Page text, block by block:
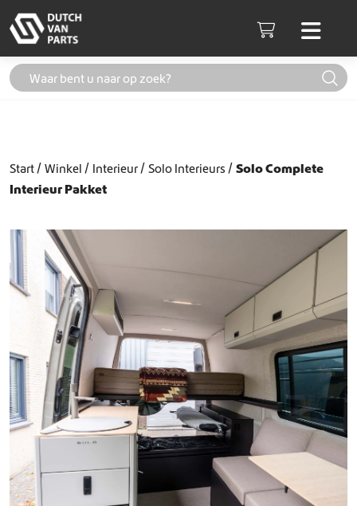
Cart
Start Winkel Interieur Solo Interieurs
Solo Complete
Interieur Pakket